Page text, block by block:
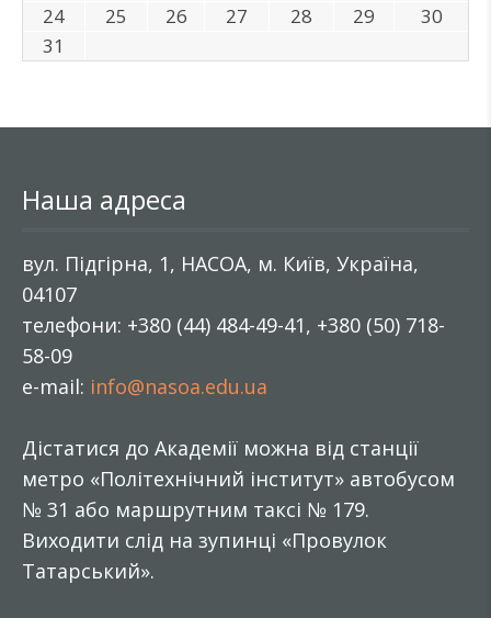
24
25 26 27 28 29
30
31
Наша адреса
вул. Підгірна, 1, НАСОА, м. Київ, Україна,
04107
телефони: +380 (44) 484-49-41, +380 (50) 718-
58-09
e-mail: info@nasoa.edu.ua
Дістатися до Академії можна від станції
метро «Політехнічний інститут» автобусом
№ 31 або маршрутним таксі № 179.
Виходити слід на зупинці «Провулок
Татарський».